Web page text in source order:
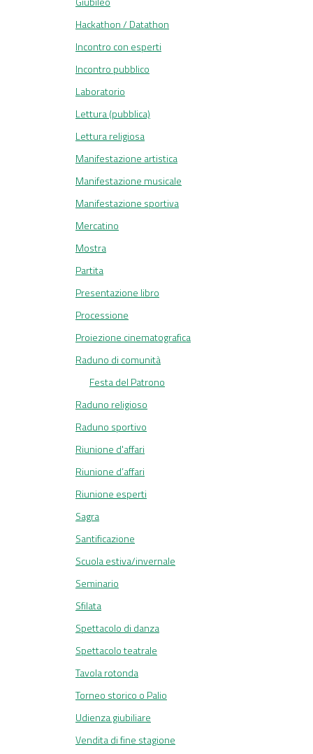
Hackathon / Datathon
Incontro con esperti
Incontro pubblico
Laboratorio
Lettura (pubblica)
Lettura religiosa
Manifestazione artistica
Manifestazione musicale
Manifestazione sportiva
Mercatino
Mostra
Partita
Presentazione libro
Processione
Proiezione cinematografica
Raduno di comunità
Festa del Patrono
Raduno religioso
Raduno sportivo
Riunione d'affari
Riunione d’affari
Riunione esperti
Sagra
Santificazione
Scuola estiva/invernale
Seminario
Sfilata
Spettacolo di danza
Spettacolo teatrale
Tavola rotonda
Torneo storico o Palio
Udienza giubiliare
Vendita di fine stagione